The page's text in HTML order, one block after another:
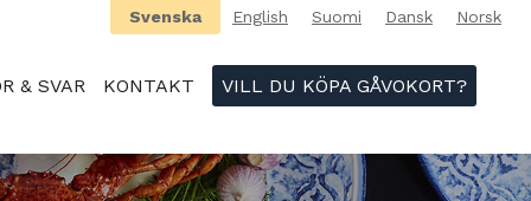
Svenska English Suomi Dansk Norsk
& SVAR KONTAKT VILL DU KÖPA GÅVOKORT?